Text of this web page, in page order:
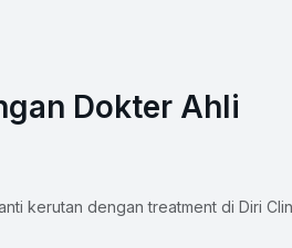
Dokter Ahli
kerutan dengan treatment di Diri